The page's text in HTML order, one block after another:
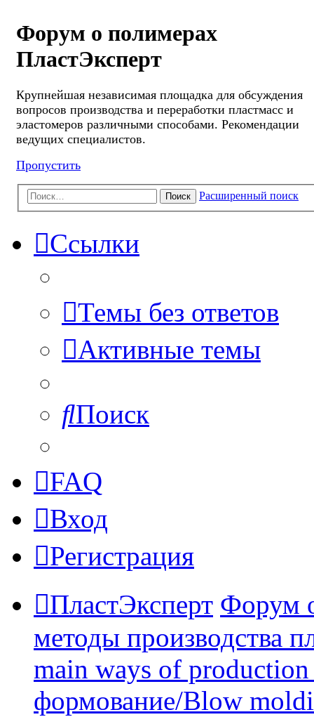
Форум о полимерах
ПластЭксперт
Крупнейшая независимая площадка для обсуждения
вопросов производства и переработки пластмасс и
эластомеров различными способами. Рекомендации
ведущих специалистов.
Пропустить
Поиск Расширенный поиск
Ссылки
Темы без ответов
Активные темы
Поиск
FAQ
Вход
Регистрация
ПластЭксперт Форум
методы производства
main ways of
формование/Blow